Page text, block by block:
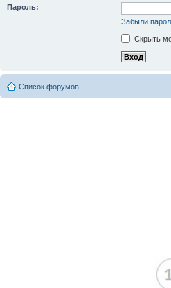
Пароль:
Забыли
Скрыть
Список форумов